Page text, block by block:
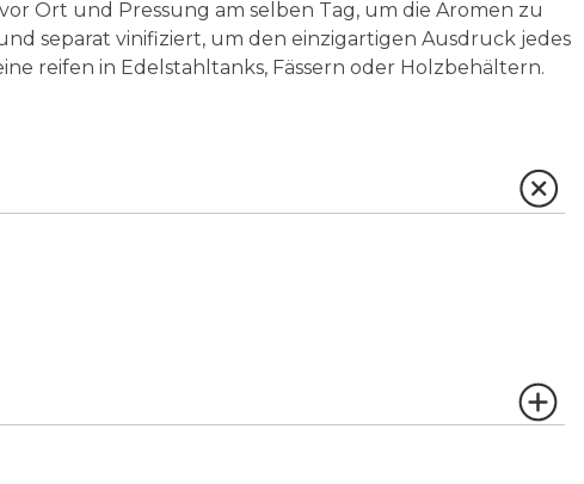
Ort und Pressung am selben Tag, um die Aromen zu
separat vinifiziert, um den einzigartigen Ausdruck jedes
reifen in Edelstahltanks, Fässern oder Holzbehältern.